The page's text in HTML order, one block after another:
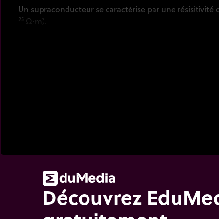
Un supraconducteur se caractérise par une résisitivité
25 Ω⋅m).
Découvrez